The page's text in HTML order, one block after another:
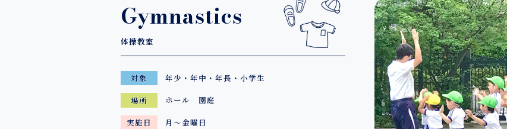
Gymnastics
体操教室
対象 年少・年中・年長・小学生
場所 ホール 園庭
実施日 月～金曜日